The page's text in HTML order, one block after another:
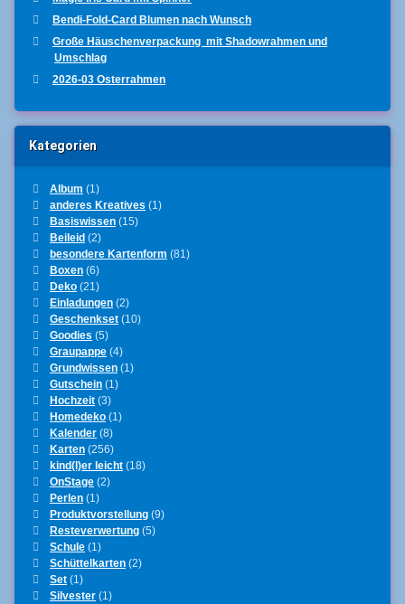
Bendi-Fold-Card Blumen nach Wunsch
Große Häuschenverpackung mit Shadowrahmen und
Umschlag
2026-03 Osterrahmen
Kategorien
Album (1)
anderes Kreatives (1)
Basiswissen(15)
Beileid (2)
besondere Kartenform (81)
Boxen(6)
Deko(21)
Einladungen(2)
Geschenkset(10)
Goodies (5)
Graupappe(4)
Grundwissen(1)
Gutschein(1)
Hochzeit(3)
Homedeko(1)
Kalender(8)
Karten(256)
kind(l)er leicht(18)
OnStage(2)
Perlen(1)
Produktvorstellung(9)
Resteverwertung(5)
Schule(1)
Schüttelkarten(2)
Set(1)
Silvester(1)